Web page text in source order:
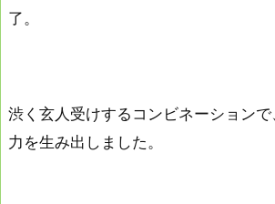
了。
渋く玄人受けするコンビネーション
力を生み出しました。